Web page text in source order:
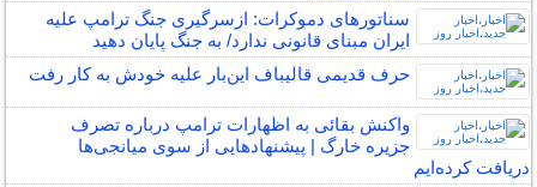
سناتورهای دموکرات: ازسرگیری جنگ ترامپ علیه
ایران مبنای قانونی ندارد/ به جنگ پایان دهید
حرف قدیمی قالیباف این‌بار علیه خودش به کار رفت
واکنش بقائی به اظهارات ترامپ درباره تصرف
جزیره خارگ | پیشنهادهایی از سوی میانجی‌ها
دریافت کرده‌ایم